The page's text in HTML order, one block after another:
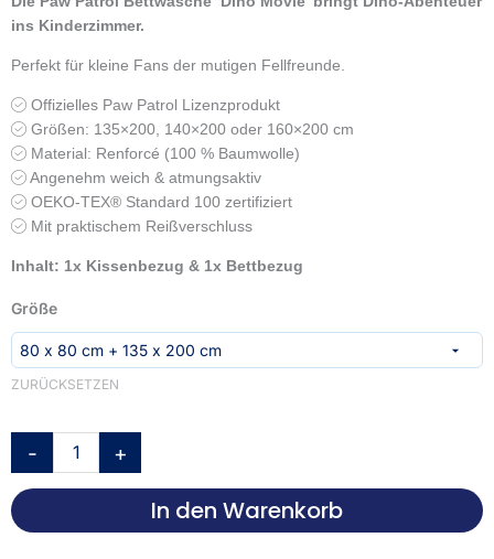
ins Kinderzimmer.
Perfekt für kleine Fans der mutigen Fellfreunde.
Offizielles Paw Patrol Lizenzprodukt
Größen: 135×200, 140×200 oder 160×200 cm
Material: Renforcé (100 % Baumwolle)
Angenehm weich & atmungsaktiv
OEKO‑TEX® Standard 100 zertifiziert
Mit praktischem Reißverschluss
Inhalt: 1x Kissenbezug & 1x Bettbezug
Größe
ZURÜCKSETZEN
-
Paw
Patrol
Bettwäsche
'Dino
135x200,
140x200
oder
160x210
+
In den Warenkorb